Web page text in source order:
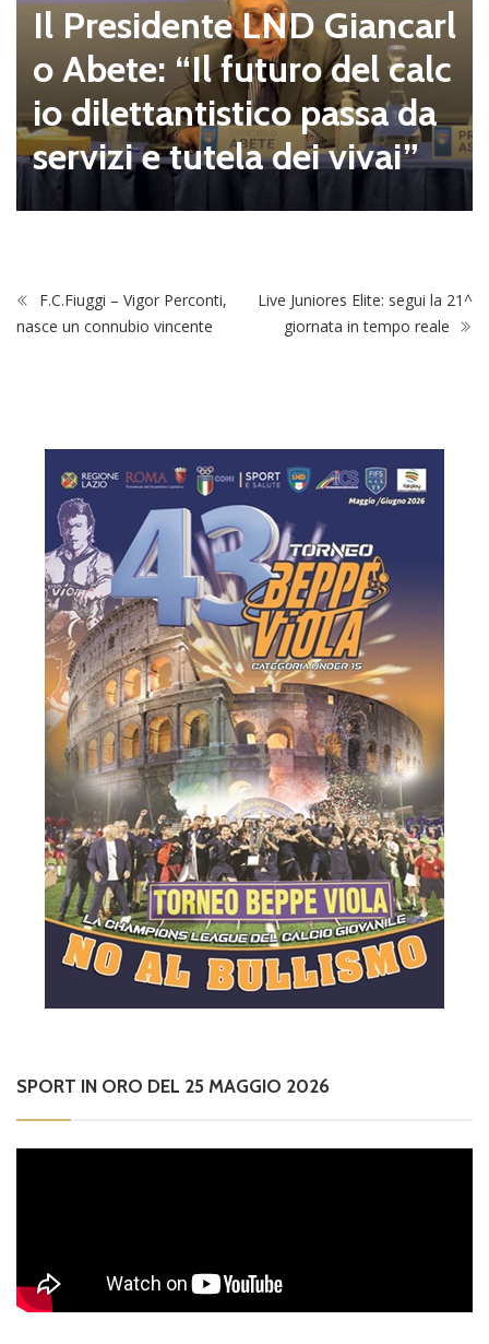
Il Presidente LND Giancarl
o Abete: “Il futuro del calc
io dilettantistico passa da
servizi e tutela dei vivai”
F.C.Fiuggi – Vigor Perconti,
nasce un connubio vincente
Live Juniores Elite: segui la 21^
giornata in tempo reale
SPORT IN ORO DEL 25 MAGGIO 2026